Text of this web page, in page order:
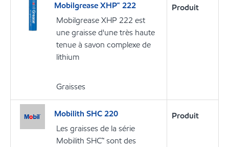
Mobilgrease XHP🅪 222
Mobilgrease XHP 222 est
une graisse d'une très haute
tenue à savon complexe de
lithium
Graisses
Produit
Mobilith SHC 220
Les graisses de la série
Mobilith SHC™ sont des
Produit